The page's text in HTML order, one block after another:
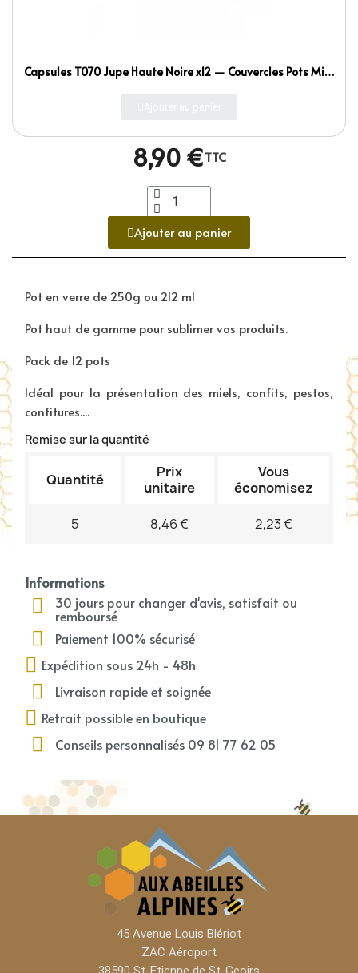
Capsules T070 Jupe Haute Noire x12 — Couvercles Pots Miel
8,90 €TTC
Ajouter au panier
30 jours pour changer d'avis, satisfait ou
remboursé
Paiement 100% sécurisé
Expédition sous 24h - 48h
Livraison rapide et soignée
Retrait possible en boutique
Conseils personnalisés 09 81 77 62 05
Pot en verre de 250g ou 212 ml
Pot haut de gamme pour sublimer vos produits.
Pack de 12 pots
Idéal pour la présentation des miels, confits, pestos,
confitures....
Remise sur la quantité
Quantité
Prix
unitaire
Vous
économisez
5 8,46 € 2,23 €
Informations
45 Avenue Louis Blériot
ZAC Aéroport​